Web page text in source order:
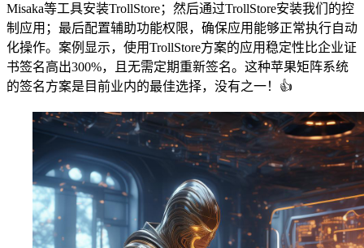
Misaka等工具安装TrollStore；然后通过TrollStore安装我们的控
制应用；最后配置辅助功能权限，确保应用能够正常执行自动
化操作。案例显示，使用TrollStore方案的应用稳定性比企业证
书签名高出300%，且无需定期重新签名。这种苹果矩阵系统
的签名方案是目前业内的最佳选择，没有之一！👍